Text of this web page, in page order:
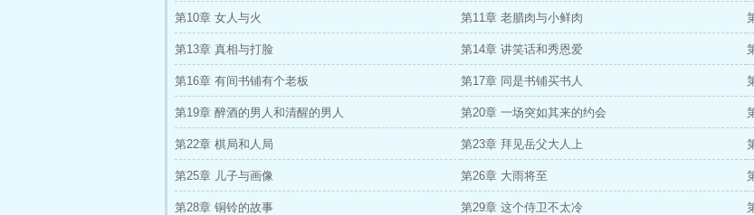
第10章 女人与火 第11章 老腊肉与小鲜肉
第13章 真相与打脸 第14章 讲笑话和秀恩爱
第16章 有间书铺有个老板 第17章 同是书铺买书人
第19章 醉酒的男人和清醒的男人 第20章 一场突如其来的约会
第22章 棋局和人局 第23章 拜见岳父大人上
第25章 儿子与画像 第26章 大雨将至
第28章 铜铃的故事 第29章 这个侍卫不太冷